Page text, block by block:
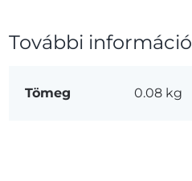
További információ
Tömeg 0.08 kg